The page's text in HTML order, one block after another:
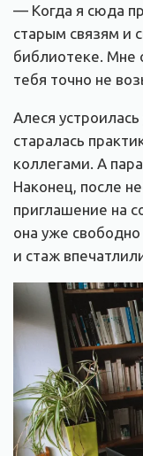
— Когда я сюда
старым связям и
библиотеке. Мне
тебя точно не
Алеся
старалась
коллегами. А
Наконец, после
приглашение на
она уже
и стаж